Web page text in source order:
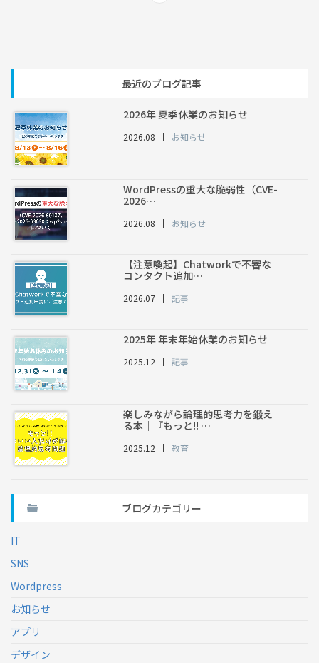
最近のブログ記事
2026年 夏季休業のお知らせ
2026.08 お知らせ
WordPressの重大な脆弱性（CVE-
2026…
2026.08 お知らせ
【注意喚起】Chatworkで不審な
コンタクト追加…
2026.07 記事
2025年 年末年始休業のお知らせ
2025.12 記事
楽しみながら論理的思考力を鍛え
る本｜『もっと!! …
2025.12 教育
ブログカテゴリー
IT
SNS
Wordpress
お知らせ
アプリ
デザイン